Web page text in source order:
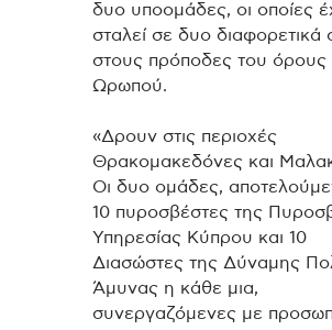
δυο υποομάδες, οι οποίες
σταλεί σε δυο διαφορετικά
στους πρόποδες του όρους
Ωρωπού.
«Δρουν στις περιοχές
Θρακομακεδόνες και
Οι δυο ομάδες,
10 πυροσβέστες της
Υπηρεσίας Κύπρου και 10
Διασώστες της Δύναμης
Άμυνας η κάθε μια,
συνεργαζόμενες με